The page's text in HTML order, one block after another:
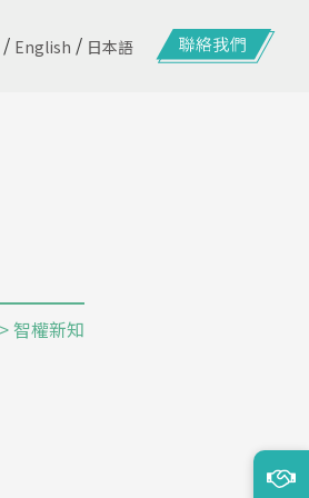
/ English / 日本語
> 智權新知